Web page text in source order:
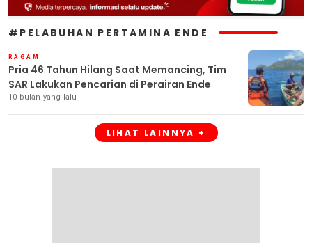
#PELABUHAN PERTAMINA ENDE
RAGAM
Pria 46 Tahun Hilang Saat Memancing, Tim
SAR Lakukan Pencarian di Perairan Ende
10 bulan yang lalu
LIHAT LAINNYA +